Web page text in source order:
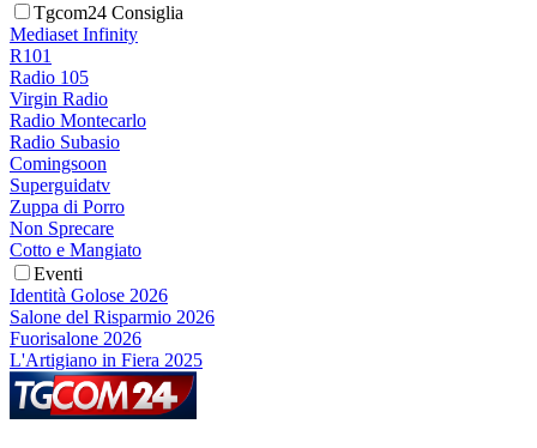
Tgcom24 Consiglia
Mediaset Infinity
R101
Radio 105
Virgin Radio
Radio Montecarlo
Radio Subasio
Comingsoon
Superguidatv
Zuppa di Porro
Non Sprecare
Cotto e Mangiato
Eventi
Identità Golose 2026
Salone del Risparmio 2026
Fuorisalone 2026
L'Artigiano in Fiera 2025